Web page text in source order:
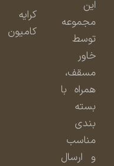
مجموعه
توسط
مسقف،
همراه با
بسته
بندی
مناسب
و ارسال
کامیون